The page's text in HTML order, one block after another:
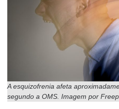
A esquizofrenia afeta
segundo a OMS. Imagem por